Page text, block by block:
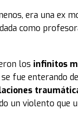
era una ex
como
los infinitos
fue enterando
un violento que